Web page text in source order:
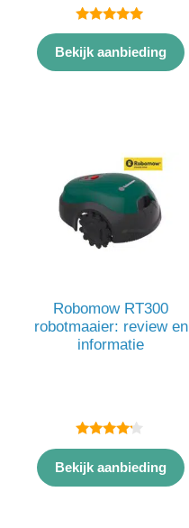
5.00
van 5
Bekijk aanbieding
Robomow RT300
robotmaaier: review en
informatie
4.00
van 5
Bekijk aanbieding